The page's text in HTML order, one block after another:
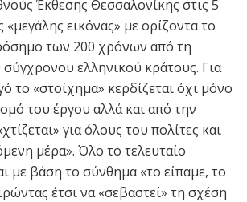
Έκθεσης Θεσσαλονίκης στις 5
εικόνας» με ορίζοντα το
των 200 χρόνων από τη
ελληνικού κράτους. Για
το «στοίχημα» κερδίζεται όχι μόνο
του έργου αλλά και από την
για όλους του πολίτες και
μέρα». Όλο το τελευταίο
με βάση το σύνθημα «το είπαμε, το
έτσι να «σεβαστεί» τη σχέση